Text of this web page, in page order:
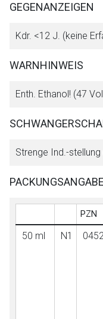
GEGENANZEIGEN
Kdr. <12 J. (keine
WARNHINWEIS
Enth. Ethanol! (47
Strenge Ind.-stellung
PZN
50 ml N1